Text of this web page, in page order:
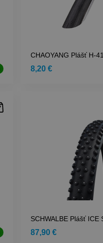
CHAOYANG Plášť H-
8,20 €
SCHWALBE Plášť ICE
87,90 €